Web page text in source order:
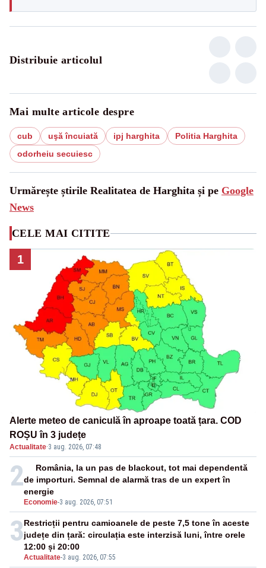
Distribuie articolul
Mai multe articole despre
cub uşă încuiată ipj harghita
Politia Harghita
odorheiu secuiesc
Urmărește știrile Realitatea de Harghita și pe Google
News
CELE MAI CITITE
1
Alerte meteo de caniculă în aproape toată țara. COD
ROȘU în 3 județe
Actualitate·3 aug. 2026, 07:48
2
Economie-3 aug. 2026, 07:51
România, la un pas de blackout, tot mai dependentă
de importuri. Semnal de alarmă tras de un expert în
energie
3
Actualitate-3 aug. 2026, 07:55
Restricții pentru camioanele de peste 7,5 tone în aceste
județe din țară: circulația este interzisă luni, între orele
12:00 și 20:00